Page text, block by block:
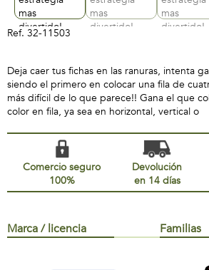
Ref. 32-11503
Deja caer tus fichas en las ranuras, intenta
siendo el primero en colocar una fila de
más difícil de lo que parece!! Gana el que
color en fila, ya sea en horizontal, vertical o
Comercio seguro
100%
Devolución
en 14 días
Marca / licencia Familias